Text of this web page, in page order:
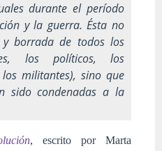
durante el período
y la guerra. Ésta no
borrada de todos los
los políticos, los
militantes), sino que
sido condenadas a la
, escrito por Marta